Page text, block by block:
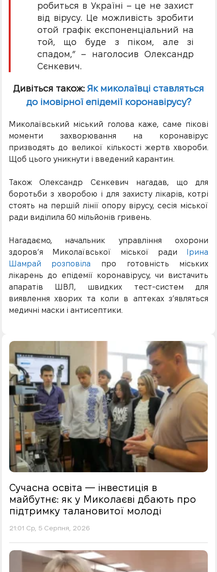
робиться в Україні – це не захист
від вірусу. Це можливість зробити
отой графік експоненціальний на
той, що буде з піком, але зі
спадом,” – наголосив Олександр
Сєнкевич.
Дивіться також: Як миколаївці ставляться
до імовірної епідемії коронавірусу?
Миколаївський міський голова каже, саме пікові
моменти захворювання на коронавірус
призводять до великої кількості жертв хвороби.
Щоб цього уникнути і введений карантин.
Також Олександр Сєнкевич нагадав, що для
боротьби з хворобою і для захисту лікарів, котрі
стоять на першій лінії опору вірусу, сесія міської
ради виділила 60 мільйонів гривень.
Нагадаємо, начальник управління охорони
здоров’я Миколаївської міської ради
Ірина
Шамрай розповіла про готовність міських
лікарень до епідемії коронавірусу, чи вистачить
апаратів ШВЛ, швидких тест-систем для
виявлення хворих та коли в аптеках з’являться
медичні маски і антисептики.
Сучасна освіта — інвестиція в
майбутнє: як у Миколаєві дбають про
підтримку талановитої молоді
21:01 Ср, 5 Серпня, 2026